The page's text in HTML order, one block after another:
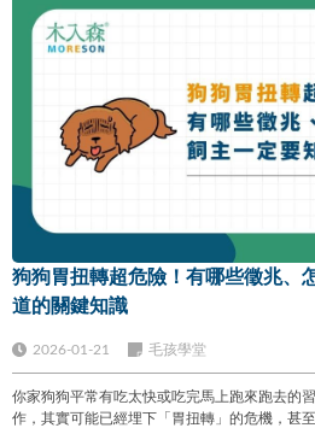
狗狗胃扭轉超危險！有哪些徵兆、
道的關鍵知識
2026-01-21 毛孩學堂
你家狗狗平常有吃太快或吃完馬上跑來跑去的
作，其實可能已經埋下「胃扭轉」的危機，甚